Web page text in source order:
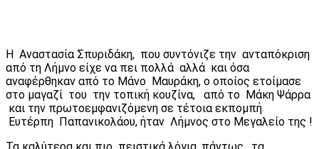
Η Αναστασία Σπυριδάκη, που συντόνιζε την ανταπόκριση
από τη Λήμνο είχε να πει πολλά αλλά και όσα
αναφέρθηκαν από το Μάνο Μαυράκη, ο οποίος ετοίμασε
στο μαγαζί του την τοπική κουζίνα, από το Μάκη Ψάρρα
και την πρωτοεμφανιζόμενη σε τέτοια εκπομπή
Ευτέρπη Παπανικολάου, ήταν Λήμνος στο Μεγαλείο της !